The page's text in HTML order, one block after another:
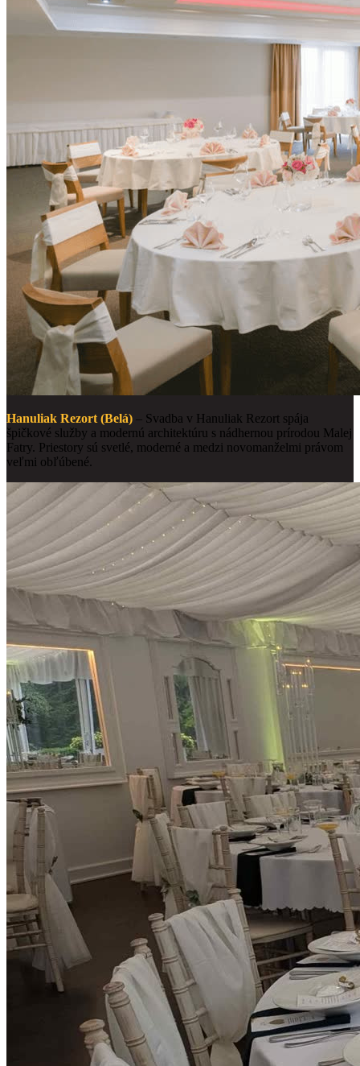
Hanuliak Rezort (Belá) – Svadba v Hanuliak Rezort spája
špičkové služby a modernú architektúru s nádhernou prírodou Malej
Fatry. Priestory sú svetlé, moderné a medzi novomanželmi právom
veľmi obľúbené.